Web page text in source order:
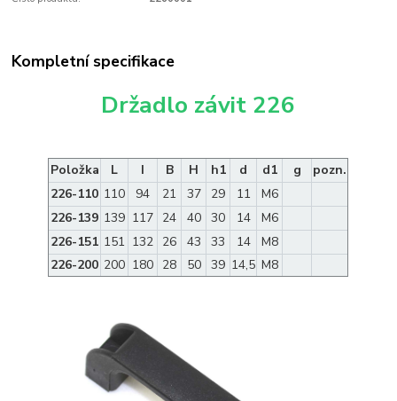
Kompletní specifikace
Držadlo závit 226
Položka L I B H h1 d d1 g
pozn.
226-110 110 94 21 37 29 11
M6
226-139 139 117 24 40 30 14
M6
226-151 151 132 26 43 33 14
M8
226-200 200 180 28 50 39 14,5 M8